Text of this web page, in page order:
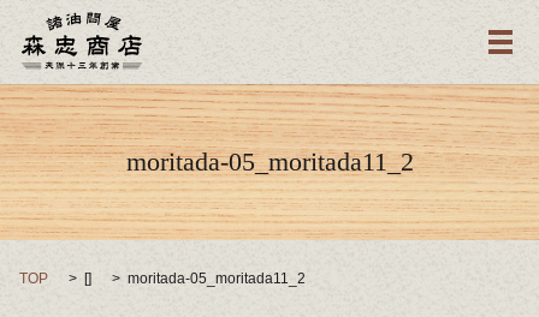
メ
moritada-05_moritada11_2
TOP [] moritada-05_moritada11_2